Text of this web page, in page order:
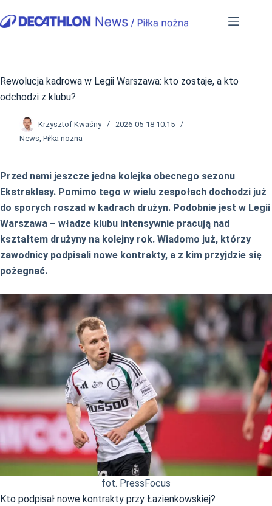
do
Rewolucja kadrowa w Legii Warszawa: kto zostaje, a kto
odchodzi z klubu?
Krzysztof Kwaśny
2026-05-18 10:15
News, Piłka nożna
Przed nami jeszcze jedna kolejka obecnego sezonu
Ekstraklasy. Pomimo tego w wielu zespołach dochodzi już
do sporych roszad w kadrach drużyn. Podobnie jest w Legii
Warszawa – władze klubu intensywnie pracują nad
kształtem drużyny na kolejny rok. Wiadomo już, którzy
zawodnicy podpisali nowe kontrakty, a z kim przyjdzie się
pożegnać.
fot. PressFocus
Kto podpisał nowe kontrakty przy Łazienkowskiej?